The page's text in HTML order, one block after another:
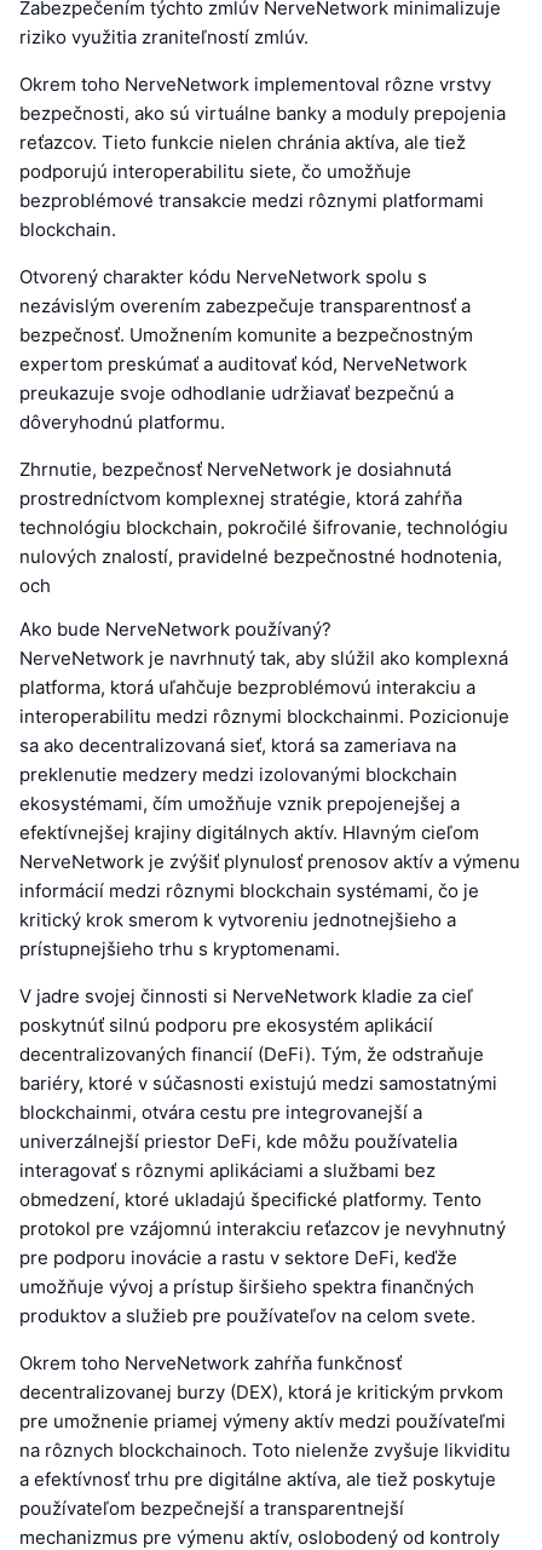
Zabezpečením týchto zmlúv NerveNetwork minimalizuje
riziko využitia zraniteľností zmlúv.
Okrem toho NerveNetwork implementoval rôzne vrstvy
bezpečnosti, ako sú virtuálne banky a moduly prepojenia
reťazcov. Tieto funkcie nielen chránia aktíva, ale tiež
podporujú interoperabilitu siete, čo umožňuje
bezproblémové transakcie medzi rôznymi platformami
blockchain.
Otvorený charakter kódu NerveNetwork spolu s
nezávislým overením zabezpečuje transparentnosť a
bezpečnosť. Umožnením komunite a bezpečnostným
expertom preskúmať a auditovať kód, NerveNetwork
preukazuje svoje odhodlanie udržiavať bezpečnú a
dôveryhodnú platformu.
Zhrnutie, bezpečnosť NerveNetwork je dosiahnutá
prostredníctvom komplexnej stratégie, ktorá zahŕňa
technológiu blockchain, pokročilé šifrovanie, technológiu
nulových znalostí, pravidelné bezpečnostné hodnotenia,
och
Ako bude NerveNetwork používaný?
NerveNetwork je navrhnutý tak, aby slúžil ako komplexná
platforma, ktorá uľahčuje bezproblémovú interakciu a
interoperabilitu medzi rôznymi blockchainmi. Pozicionuje
sa ako decentralizovaná sieť, ktorá sa zameriava na
preklenutie medzery medzi izolovanými blockchain
ekosystémami, čím umožňuje vznik prepojenejšej a
efektívnejšej krajiny digitálnych aktív. Hlavným cieľom
NerveNetwork je zvýšiť plynulosť prenosov aktív a výmenu
informácií medzi rôznymi blockchain systémami, čo je
kritický krok smerom k vytvoreniu jednotnejšieho a
prístupnejšieho trhu s kryptomenami.
V jadre svojej činnosti si NerveNetwork kladie za cieľ
poskytnúť silnú podporu pre ekosystém aplikácií
decentralizovaných financií (DeFi). Tým, že odstraňuje
bariéry, ktoré v súčasnosti existujú medzi samostatnými
blockchainmi, otvára cestu pre integrovanejší a
univerzálnejší priestor DeFi, kde môžu používatelia
interagovať s rôznymi aplikáciami a službami bez
obmedzení, ktoré ukladajú špecifické platformy. Tento
protokol pre vzájomnú interakciu reťazcov je nevyhnutný
pre podporu inovácie a rastu v sektore DeFi, keďže
umožňuje vývoj a prístup širšieho spektra finančných
produktov a služieb pre používateľov na celom svete.
Okrem toho NerveNetwork zahŕňa funkčnosť
decentralizovanej burzy (DEX), ktorá je kritickým prvkom
pre umožnenie priamej výmeny aktív medzi používateľmi
na rôznych blockchainoch. Toto nielenže zvyšuje likviditu
a efektívnosť trhu pre digitálne aktíva, ale tiež poskytuje
používateľom bezpečnejší a transparentnejší
mechanizmus pre výmenu aktív, oslobodený od kontroly